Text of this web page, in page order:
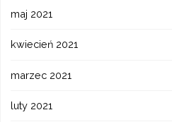
maj 2021
kwiecień 2021
marzec 2021
luty 2021